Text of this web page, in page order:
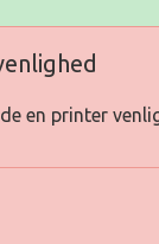
en printer